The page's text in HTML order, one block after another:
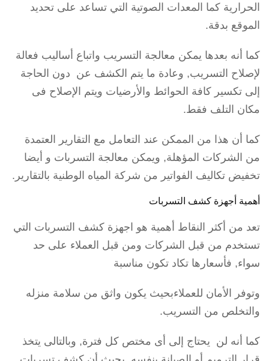
الحرارية كما المعدات الصوتية التي تساعد على تحديد
الموقع بدقة.
كما أنه بعدها يمكن معالجة التسريب واتباع أساليب فعالة
لإصلاح التسريب, وعادة ما يتم الكشف عن دون الحاجة
إلى تكسير كافة الحوائط والأرضيات ويتم الإصلاح فى
مكان التلف فقط.
كما أن هذا من الممكن عند التعامل مع التقارير العتمدة
من الشركات المؤهلة, ويمكن معالجة التسربات و أيضا
تخفيض تكاليف الفواتير من شركة المياه الوطنية بالتقارير.
أهمية أجهزة كشف التسربات
تعد من أكثر النقاط أهمية هو اجهزة كشف التسربات التي
تستخدم من قبل الشركات ومن قبل العملاء على حد
سواء, فأسعارها تكاد تكون مناسبة
وتوفر الأمان للعملاءبحيث يكون واثق من سلامة منزله
والتخلص من التسريب.
كما أنه لن يحتاج إلى أى مختص كل فترة, وبالتالى يتخذ